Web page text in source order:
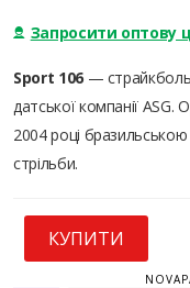
Запросити оптову
Sport 106—
датської компанії
2004 році
стрільби.
КУПИТИ